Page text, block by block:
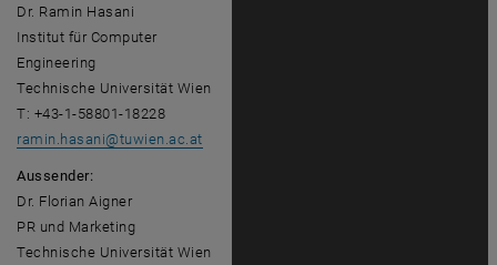
Dr. Ramin Hasani
Institut für Computer
Engineering
Technische Universität Wien
T: +43-1-58801-18228
ramin.hasani@tuwien.ac.at
Aussender:
Dr. Florian Aigner
PR und Marketing
Technische Universität Wien